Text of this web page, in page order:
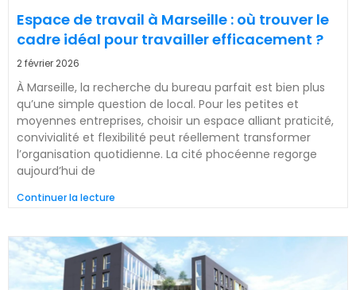
Espace de travail à Marseille : où trouver le
cadre idéal pour travailler efficacement ?
2 février 2026
À Marseille, la recherche du bureau parfait est bien plus
qu’une simple question de local. Pour les petites et
moyennes entreprises, choisir un espace alliant praticité,
convivialité et flexibilité peut réellement transformer
l’organisation quotidienne. La cité phocéenne regorge
aujourd’hui de
Continuer la lecture